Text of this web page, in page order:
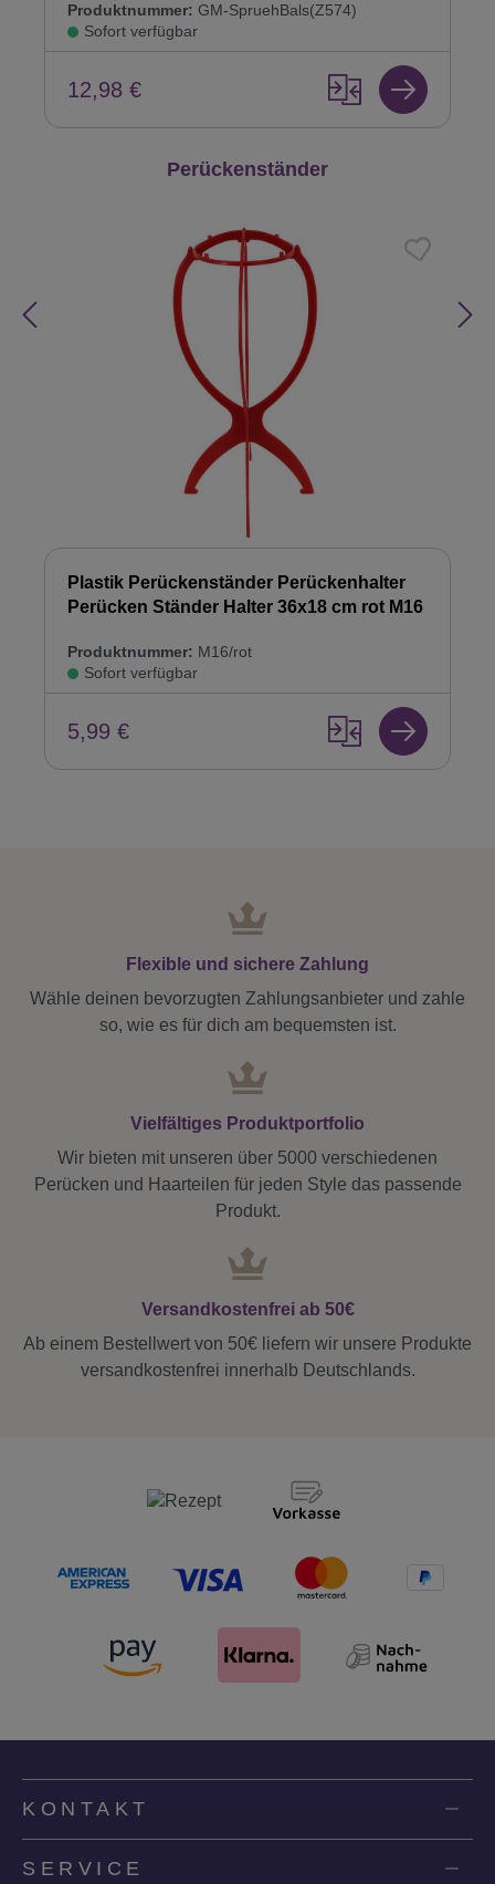
Produktnummer: GM-SpruehBals(Z574)
Sofort verfügbar
12,98 €
Produktgalerie überspringen
Perückenständer
Plastik Perückenständer Perückenhalter
Perücken Ständer Halter 36x18 cm rot M16
Produktnummer: M16/rot
Sofort verfügbar
5,99 €
Flexible und sichere Zahlung
Wähle deinen bevorzugten Zahlungsanbieter und zahle
so, wie es für dich am bequemsten ist.
Vielfältiges Produktportfolio
Wir bieten mit unseren über 5000 verschiedenen
Perücken und Haarteilen für jeden Style das passende
Produkt.
Versandkostenfrei ab 50€
Ab einem Bestellwert von 50€ liefern wir unsere Produkte
versandkostenfrei innerhalb Deutschlands.
KONTAKT
SERVICE